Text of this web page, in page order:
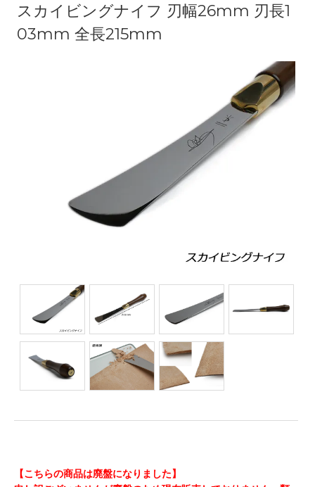
スカイビングナイフ 刃幅26mm 刃長1
03mm 全長215mm
【こちらの商品は廃盤になりました】